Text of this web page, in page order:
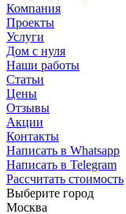
Компания
Проекты
Услуги
Дом с нуля
Наши работы
Статьи
Цены
Отзывы
Акции
Контакты
Написать в Whatsapp
Написать в Telegram
Рассчитать стоимость
Выберите город
Москва